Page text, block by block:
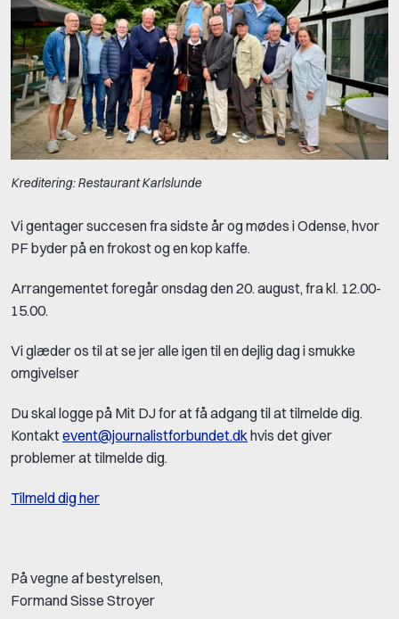
Kreditering: Restaurant Karlslunde
Vi gentager succesen fra sidste år og mødes i Odense, hvor
PF byder på en frokost og en kop kaffe.
Arrangementet foregår onsdag den 20. august, fra kl. 12.00-
15.00.
Vi glæder os til at se jer alle igen til en dejlig dag i smukke
omgivelser
Du skal logge på Mit DJ for at få adgang til at tilmelde dig.
Kontaktevent@journalistforbundet.dkhvis det giver
problemer at tilmelde dig.
Tilmeld dig her
På vegne af bestyrelsen,
Formand Sisse Stroyer